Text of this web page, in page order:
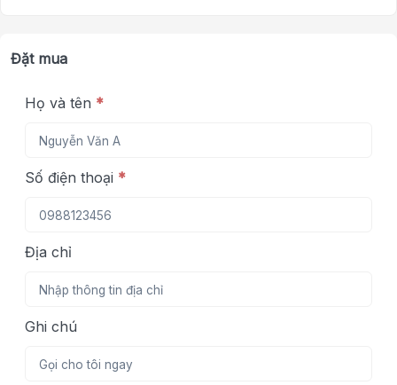
Đặt mua
Họ và tên *
Số điện thoại *
Địa chỉ
Ghi chú